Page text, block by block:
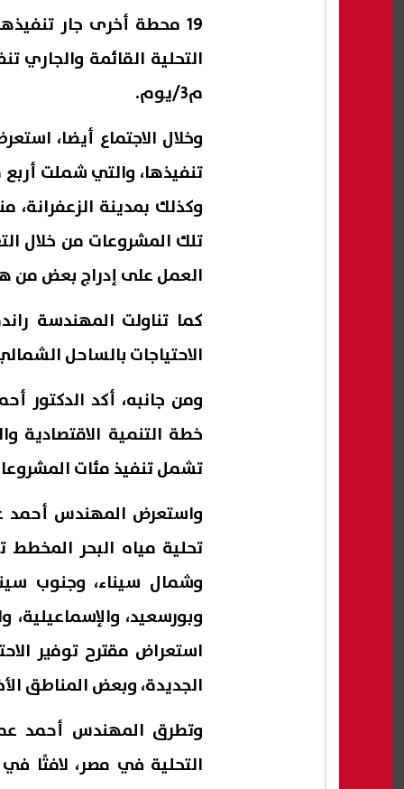
م3/يوم.
وخلال الاجتماع أيضا،
تنفيذها، والتي شملت
وكذلك بمدينة
العمل على إدراج بعض من
كما تناولت المهندسة
الاحتياجات بالساحل الشمالي
ومن جانبه، أكد الدكتور
تشمل تنفيذ مئات
واستعرض المهندس أحمد
وشمال سيناء، وجنوب
استعراض مقترح توفير
الجديدة، وبعض المناطق
وتطرق المهندس أحمد
التحلية في مصر، لافتًا